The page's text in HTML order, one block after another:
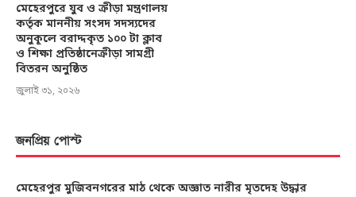
মেহেরপুরে যুব ও ক্রীড়া মন্ত্রণালয়
কর্তৃক মাননীয় সংসদ সদস্যদের
অনুকূলে বরাদ্দকৃত ১০০ টা ক্লাব
ও শিক্ষা প্রতিষ্ঠানেক্রীড়া সামগ্রী
বিতরন অনুষ্ঠিত
জুলাই ৩১, ২০২৬
জনপ্রিয় পোস্ট
মেহেরপুর মুজিবনগরের মাঠ থেকে অজ্ঞাত নারীর মৃতদেহ উদ্ধার